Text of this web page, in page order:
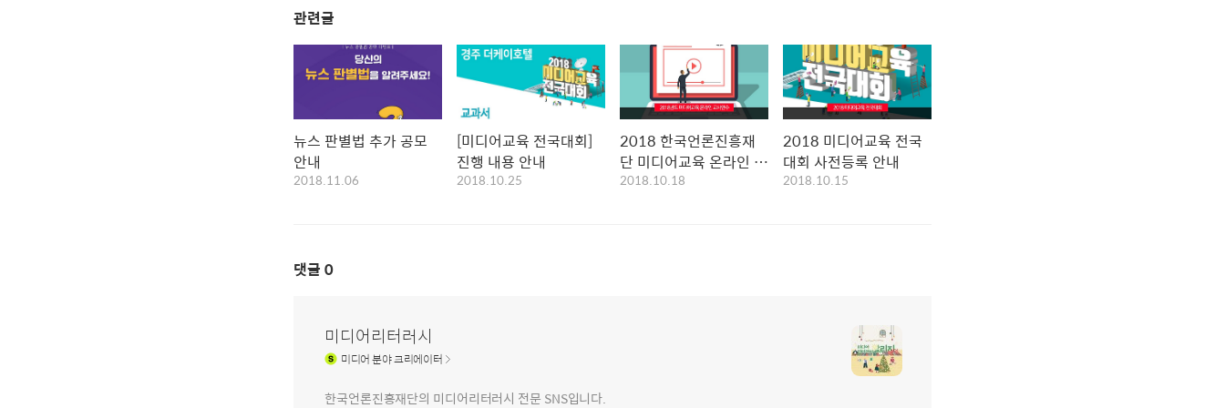
관련글
뉴스 판별법 추가 공모
안내
2018.11.06
[미디어교육 전국대회]
진행 내용 안내
2018.10.25
2018 한국언론진흥재
단 미디어교육 온라인 교
사연수 안내
2018.10.18
2018 미디어교육 전국
대회 사전등록 안내
2018.10.15
댓글 0
미디어리터러시
미디어분야 크리에이터
한국언론진흥재단의 미디어리터러시 전문 SNS입니다.